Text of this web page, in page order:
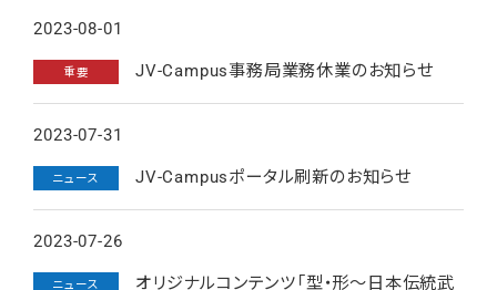
2023-08-01
重要 JV-Campus事務局業務休業のお知らせ
2023-07-31
ニュース JV-Campusポータル刷新のお知らせ
2023-07-26
ニュース
オリジナルコンテンツ「型・形～日本伝統武